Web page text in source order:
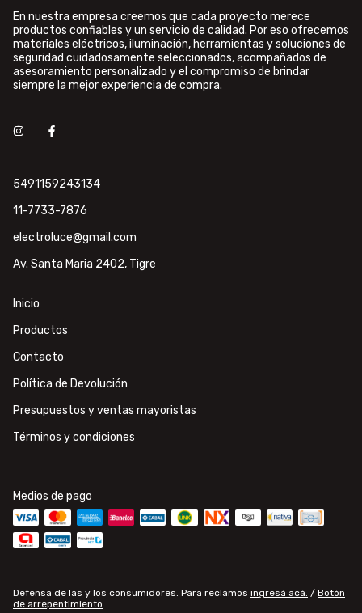
En nuestra empresa creemos que cada proyecto merece
productos confiables y un servicio de calidad. Por eso ofrecemos
materiales eléctricos, iluminación, herramientas y soluciones de
seguridad cuidadosamente seleccionados, acompañados de
asesoramiento personalizado y el compromiso de brindar
siempre la mejor experiencia de compra.
5491159243134
11-7733-7876
electroluce@gmail.com
Av. Santa Maria 2402, Tigre
Inicio
Productos
Contacto
Política de Devolución
Presupuestos y ventas mayoristas
Términos y condiciones
Medios de pago
Defensa de las y los consumidores. Para reclamos ingresá acá. / Botón
de arrepentimiento